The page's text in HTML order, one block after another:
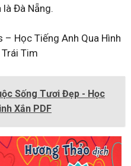
Đà Nẵng.
Học Tiếng Anh Qua Hình
Tim
Sống Tươi Đẹp - Học
Xắn PDF